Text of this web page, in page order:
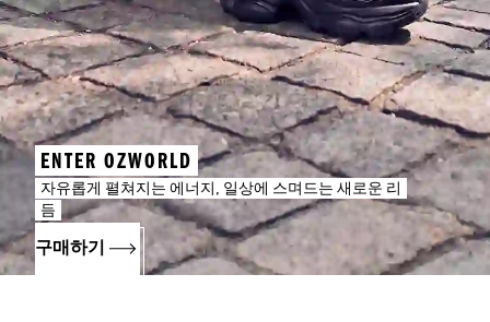
ENTER OZWORLD
자유롭게 펼쳐지는 에너지, 일상에 스며드는 새로운 리
듬
구매하기